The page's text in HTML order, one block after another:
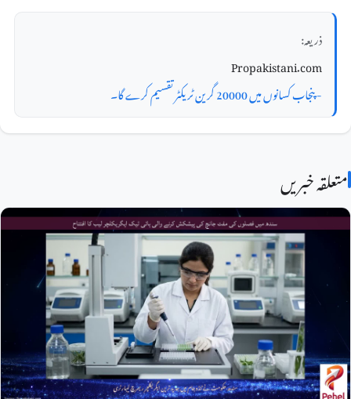
ذریعہ:
Propakistani.com
- پنجاب کسانوں میں 20000 گرین ٹریکٹر تقسیم کرے گا۔
متعلقہ خبریں